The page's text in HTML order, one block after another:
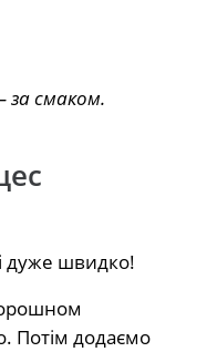
за смаком.
дуже швидко!
Потім додаємо